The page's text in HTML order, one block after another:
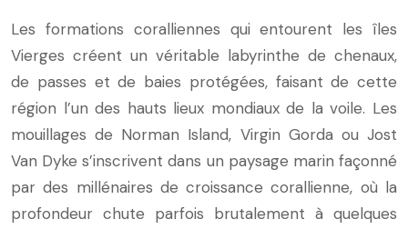
Les formations coralliennes qui entourent les îles
Vierges créent un véritable labyrinthe de chenaux,
de passes et de baies protégées, faisant de cette
région l’un des hauts lieux mondiaux de la voile. Les
mouillages de Norman Island, Virgin Gorda ou Jost
Van Dyke s’inscrivent dans un paysage marin façonné
par des millénaires de croissance corallienne, où la
profondeur chute parfois brutalement à quelques